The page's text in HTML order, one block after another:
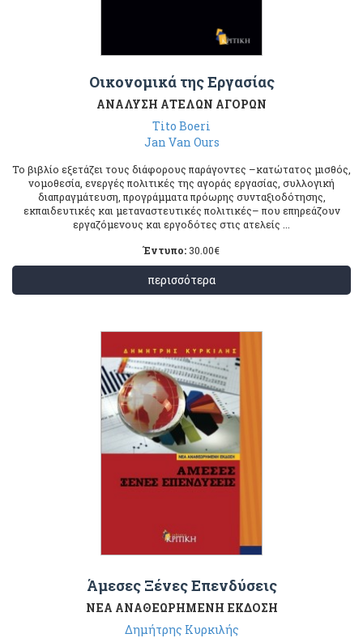
Οικονομικά της Εργασίας
ΑΝΑΛΥΣΗ ΑΤΕΛΩΝ ΑΓΟΡΩΝ
Tito Boeri
Jan Van Ours
Το βιβλίο εξετάζει τους διάφορους παράγοντες –κατώτατος μισθός,
νομοθεσία, ενεργές πολιτικές της αγοράς εργασίας, συλλογική
διαπραγμάτευση, προγράμματα πρόωρης συνταξιοδότησης,
εκπαιδευτικές και μεταναστευτικές πολιτικές– που επηρεάζουν
εργαζόμενους και εργοδότες στις ατελείς ...
Έντυπο: 30.00€
περισσότερα
Άμεσες Ξένες Επενδύσεις
ΝΕΑ ΑΝΑΘΕΩΡΗΜΕΝΗ ΕΚΔΟΣΗ
Δημήτρης Κυρκιλής